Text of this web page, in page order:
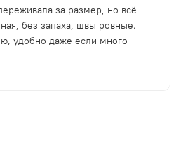
за размер, но всё
без запаха, швы ровные.
удобно даже если много